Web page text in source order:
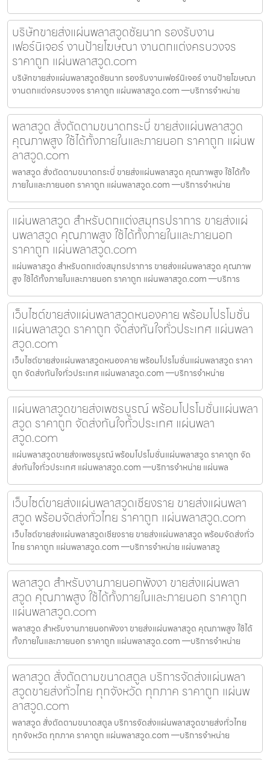
บริษัทขายส่งแผ่นพลาสวูดชัยนาท รองรับงาน
เฟอร์นิเจอร์ งานป้ายโฆษณา งานตกแต่งครบวงจร
ราคาถูก แผ่นพลาสวูด.com
บริษัทขายส่งแผ่นพลาสวูดชัยนาท รองรับงานเฟอร์นิเจอร์ งานป้ายโฆษณา
งานตกแต่งครบวงจร ราคาถูก แผ่นพลาสวูด.com —บริการจำหน่าย
พลาสวูด สั่งตัดตามขนาดกระบี่ ขายส่งแผ่นพลาสวูด
คุณภาพสูง ใช้ได้ทั้งภายในและภายนอก ราคาถูก แผ่นพ
ลาสวูด.com
พลาสวูด สั่งตัดตามขนาดกระบี่ ขายส่งแผ่นพลาสวูด คุณภาพสูง ใช้ได้ทั้ง
ภายในและภายนอก ราคาถูก แผ่นพลาสวูด.com —บริการจำหน่าย
แผ่นพลาสวูด สำหรับตกแต่งสมุทรปราการ ขายส่งแผ่
นพลาสวูด คุณภาพสูง ใช้ได้ทั้งภายในและภายนอก
ราคาถูก แผ่นพลาสวูด.com
แผ่นพลาสวูด สำหรับตกแต่งสมุทรปราการ ขายส่งแผ่นพลาสวูด คุณภาพ
สูง ใช้ได้ทั้งภายในและภายนอก ราคาถูก แผ่นพลาสวูด.com —บริการ
เว็บไซต์ขายส่งแผ่นพลาสวูดหนองคาย พร้อมโปรโมชั่น
แผ่นพลาสวูด ราคาถูก จัดส่งทันใจทั่วประเทศ แผ่นพลา
สวูด.com
เว็บไซต์ขายส่งแผ่นพลาสวูดหนองคาย พร้อมโปรโมชั่นแผ่นพลาสวูด ราคา
ถูก จัดส่งทันใจทั่วประเทศ แผ่นพลาสวูด.com —บริการจำหน่าย
แผ่นพลาสวูดขายส่งเพชรบูรณ์ พร้อมโปรโมชั่นแผ่นพลา
สวูด ราคาถูก จัดส่งทันใจทั่วประเทศ แผ่นพลา
สวูด.com
แผ่นพลาสวูดขายส่งเพชรบูรณ์ พร้อมโปรโมชั่นแผ่นพลาสวูด ราคาถูก จัด
ส่งทันใจทั่วประเทศ แผ่นพลาสวูด.com —บริการจำหน่าย แผ่นพล
เว็บไซต์ขายส่งแผ่นพลาสวูดเชียงราย ขายส่งแผ่นพลา
สวูด พร้อมจัดส่งทั่วไทย ราคาถูก แผ่นพลาสวูด.com
เว็บไซต์ขายส่งแผ่นพลาสวูดเชียงราย ขายส่งแผ่นพลาสวูด พร้อมจัดส่งทั่ว
ไทย ราคาถูก แผ่นพลาสวูด.com —บริการจำหน่าย แผ่นพลาสวู
พลาสวูด สำหรับงานภายนอกพังงา ขายส่งแผ่นพลา
สวูด คุณภาพสูง ใช้ได้ทั้งภายในและภายนอก ราคาถูก
แผ่นพลาสวูด.com
พลาสวูด สำหรับงานภายนอกพังงา ขายส่งแผ่นพลาสวูด คุณภาพสูง ใช้ได้
ทั้งภายในและภายนอก ราคาถูก แผ่นพลาสวูด.com —บริการจำหน่าย
พลาสวูด สั่งตัดตามขนาดสตูล บริการจัดส่งแผ่นพลา
สวูดขายส่งทั่วไทย ทุกจังหวัด ทุกภาค ราคาถูก แผ่นพ
ลาสวูด.com
พลาสวูด สั่งตัดตามขนาดสตูล บริการจัดส่งแผ่นพลาสวูดขายส่งทั่วไทย
ทุกจังหวัด ทุกภาค ราคาถูก แผ่นพลาสวูด.com —บริการจำหน่าย